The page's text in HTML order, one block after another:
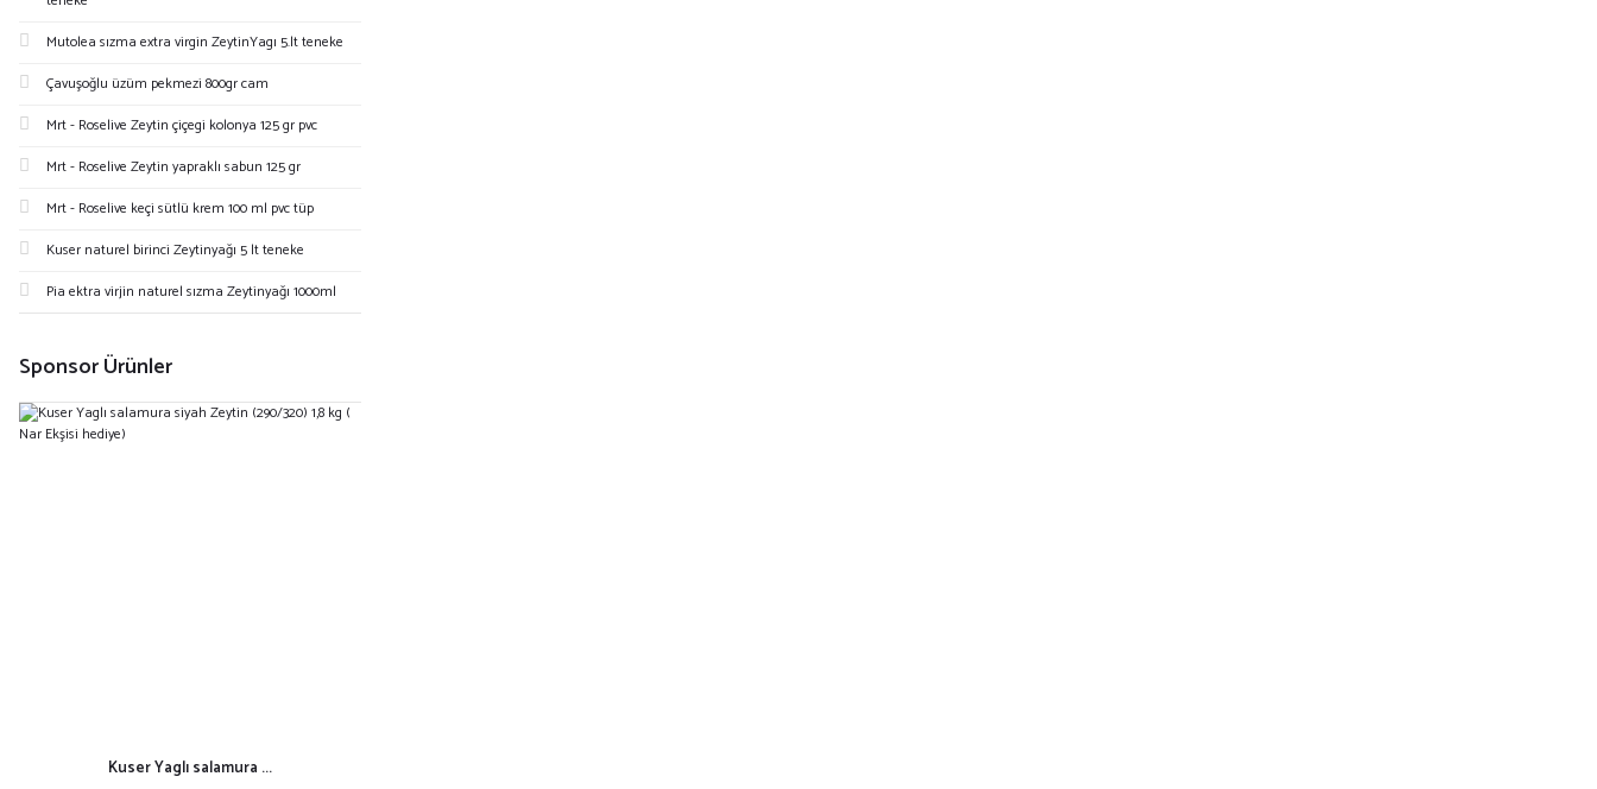
Mutolea sızma extra virgin ZeytinYagı 5.lt teneke
Çavuşoğlu üzüm pekmezi 800gr cam
Mrt - Roselive Zeytin çiçegi kolonya 125 gr pvc
Mrt - Roselive Zeytin yapraklı sabun 125 gr
Mrt - Roselive keçi sütlü krem 100 ml pvc tüp
Kuser naturel birinci Zeytinyağı 5 lt teneke
Pia ektra virjin naturel sızma Zeytinyağı 1000ml
Sponsor Ürünler
Kuser Yaglı salamura ...